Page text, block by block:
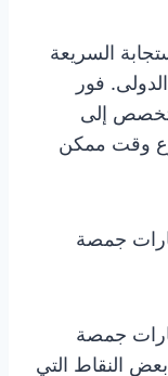
السريعة
فور
إلى
وقت ممكن
جمصة
جمصة
النقاط التي